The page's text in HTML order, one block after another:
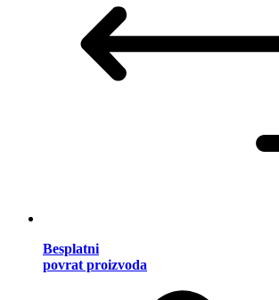
Besplatni
povrat proizvoda